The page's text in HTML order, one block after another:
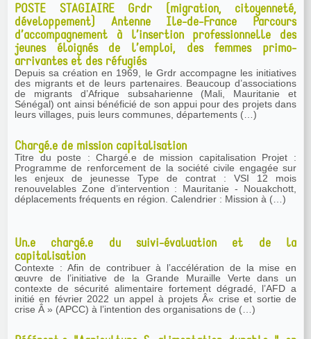
POSTE STAGIAIRE Grdr (migration, citoyenneté,
développement) Antenne Ile-de-France Parcours
d’accompagnement à l’insertion professionnelle des
jeunes éloignés de l’emploi, des femmes primo-
arrivantes et des réfugiés
Depuis sa création en 1969, le Grdr accompagne les initiatives
des migrants et de leurs partenaires. Beaucoup d’associations
de migrants d’Afrique subsaharienne (Mali, Mauritanie et
Sénégal) ont ainsi bénéficié de son appui pour des projets dans
leurs villages, puis leurs communes, départements (…)
Chargé.e de mission capitalisation
Titre du poste : Chargé.e de mission capitalisation Projet :
Programme de renforcement de la société civile engagée sur
les enjeux de jeunesse Type de contrat : VSI 12 mois
renouvelables Zone d’intervention : Mauritanie - Nouakchott,
déplacements fréquents en région. Calendrier : Mission à (…)
Un.e chargé.e du suivi-évaluation et de la
capitalisation
Contexte : Afin de contribuer à l’accélération de la mise en
œuvre de l’initiative de la Grande Muraille Verte dans un
contexte de sécurité alimentaire fortement dégradé, l’AFD a
initié en février 2022 un appel à projets Â« crise et sortie de
crise Â » (APCC) à l’intention des organisations de (…)